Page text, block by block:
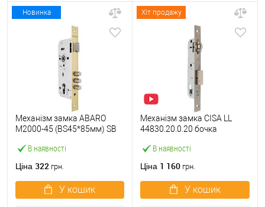
Новинка
В наявності
Механізм замка ABARO
M2000-45 (BS45*85мм) SB
Ціна 322 грн.
У кошик
Хіт продажу
В наявності
Механізм замка CISA LL
44830.20.0.20 бочка
нержавіюча сталь
Ціна 1 160 грн.
У кошик